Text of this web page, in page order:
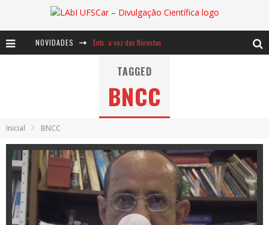
NOVIDADES Ents: a voz das florestas
Notáveis: Bertha Lutz
TAGGED
BNCC
Inicial BNCC